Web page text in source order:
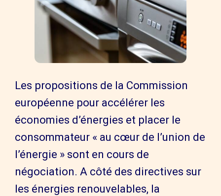
Les propositions de la Commission
européenne pour accélérer les
économies d’énergies et placer le
consommateur « au cœur de l’union de
l’énergie » sont en cours de
négociation. A côté des directives sur
les énergies renouvelables, la